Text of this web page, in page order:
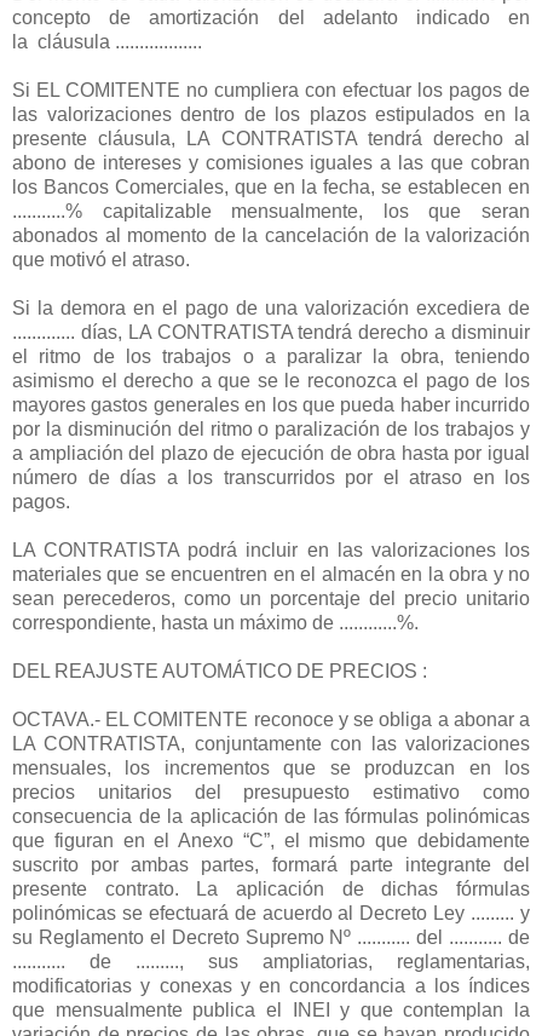
concepto de amortización del adelanto indicado en
la cláusula ..................
Si EL COMITENTE no cumpliera con efectuar los pagos de
las valorizaciones dentro de los plazos estipulados en la
presente cláusula, LA CONTRATISTA tendrá derecho al
abono de intereses y comisiones iguales a las que cobran
los Bancos Comerciales, que en la fecha, se establecen en
...........% capitalizable mensualmente, los que seran
abonados al momento de la cancelación de la valorización
que motivó el atraso.
Si la demora en el pago de una valorización excediera de
............. días, LA CONTRATISTA tendrá derecho a disminuir
el ritmo de los trabajos o a paralizar la obra, teniendo
asimismo el derecho a que se le reconozca el pago de los
mayores gastos generales en los que pueda haber incurrido
por la disminución del ritmo o paralización de los trabajos y
a ampliación del plazo de ejecución de obra hasta por igual
número de días a los transcurridos por el atraso en los
pagos.
LA CONTRATISTA podrá incluir en las valorizaciones los
materiales que se encuentren en el almacén en la obra y no
sean perecederos, como un porcentaje del precio unitario
correspondiente, hasta un máximo de ............%.
DEL REAJUSTE AUTOMÁTICO DE PRECIOS :
OCTAVA.- EL COMITENTE reconoce y se obliga a abonar a
LA CONTRATISTA, conjuntamente con las valorizaciones
mensuales, los incrementos que se produzcan en los
precios unitarios del presupuesto estimativo como
consecuencia de la aplicación de las fórmulas polinómicas
que figuran en el Anexo “C”, el mismo que debidamente
suscrito por ambas partes, formará parte integrante del
presente contrato. La aplicación de dichas fórmulas
polinómicas se efectuará de acuerdo al Decreto Ley ......... y
su Reglamento el Decreto Supremo Nº ........... del ........... de
........... de ........., sus ampliatorias, reglamentarias,
modificatorias y conexas y en concordancia a los índices
que mensualmente publica el INEI y que contemplan la